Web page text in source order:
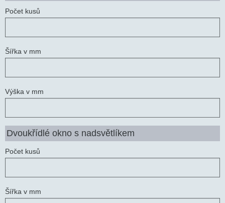
Počet kusů
Šířka v mm
Výška v mm
Dvoukřídlé okno s nadsvětlíkem
Počet kusů
Šířka v mm